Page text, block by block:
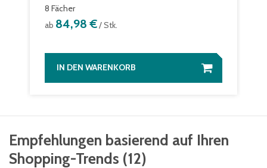
8 Fächer
ab 84,98 €/ Stk.
IN DEN WARENKORB
Empfehlungen basierend auf Ihren
Shopping-Trends (12)